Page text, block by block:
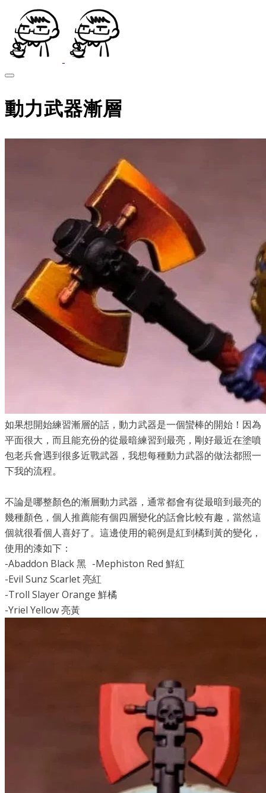
動力武器漸層
如果想開始練習漸層的話，動力武器是一個蠻棒的開始！因為
平面很大，而且能充份的從最暗練習到最亮，剛好最近在塗噴
包老兵會遇到很多近戰武器，我想每種動力武器的做法都照一
下我的流程。
不論是哪整顏色的漸層動力武器，通常都會有從最暗到最亮的
幾種顏色，個人推薦能有個四層變化的話會比較有趣，當然這
個就很看個人喜好了。這邊使用的範例是紅到橘到黃的變化，
使用的漆如下：
-Abaddon Black 黑 -Mephiston Red 鮮紅
-Evil Sunz Scarlet 亮紅
-Troll Slayer Orange 鮮橘
-Yriel Yellow 亮黃